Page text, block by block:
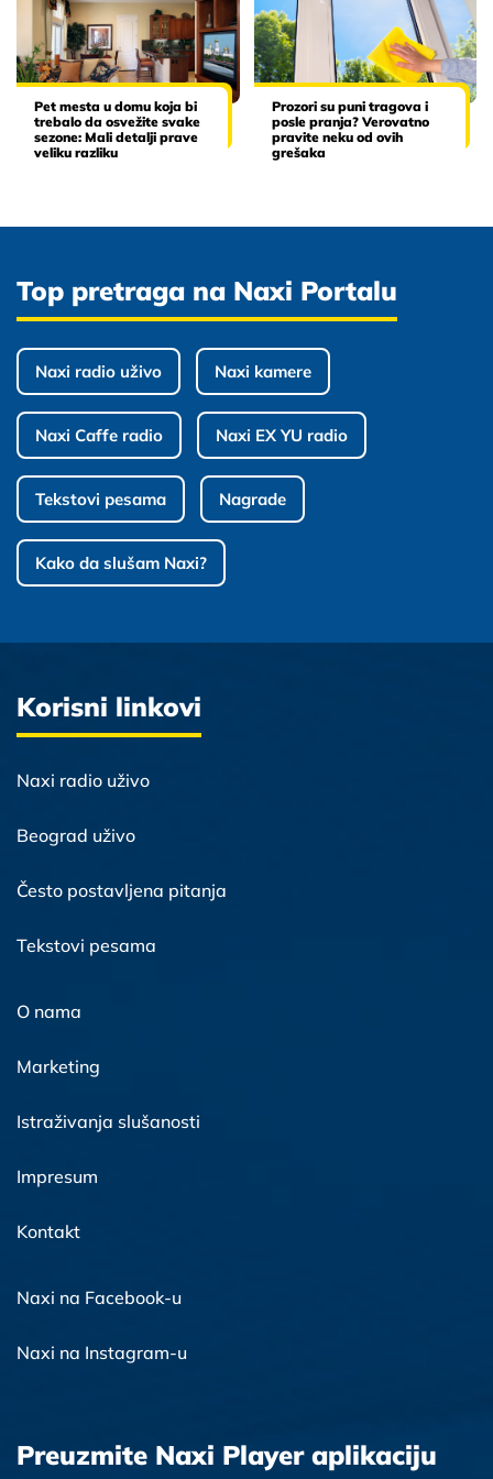
Pet mesta u domu koja bi
trebalo da osvežite svake
sezone: Mali detalji prave
veliku razliku
Prozori su puni tragova i
posle pranja? Verovatno
pravite neku od ovih
grešaka
Top pretraga na Naxi Portalu
Naxi radio uživo Naxi kamere
Naxi Caffe radio Naxi EX YU radio
Tekstovi pesama Nagrade
Kako da slušam Naxi?
Korisni linkovi
Naxi radio uživo
Beograd uživo
Često postavljena pitanja
Tekstovi pesama
O nama
Marketing
Istraživanja slušanosti
Impresum
Kontakt
Naxi na Facebook-u
Naxi na Instagram-u
Preuzmite Naxi Player aplikaciju